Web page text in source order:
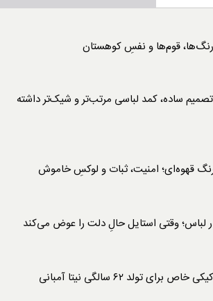
رنگ‌ها، قوم‌ها و نفسِ کوهستان
ساده، کمد لباسی مرتب‌تر و شیک‌تر داشته
قهوه‌ای؛ امنیت، ثبات و لوکسِ خاموش
لباس؛ وقتی استایل حالِ دلت را عوض می‌کند
تولد ۶۲ سالگی نیتا آمبانی